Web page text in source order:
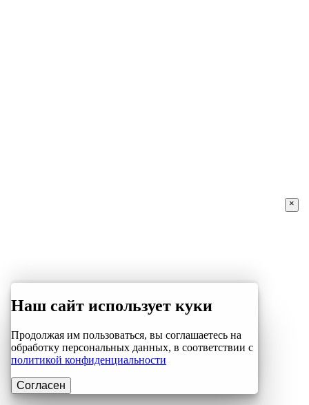
×
Наш сайт использует куки
Продолжая им пользоваться, вы соглашаетесь на
обработку персональных данных, в соответствии с
политикой конфиденциальности
Согласен